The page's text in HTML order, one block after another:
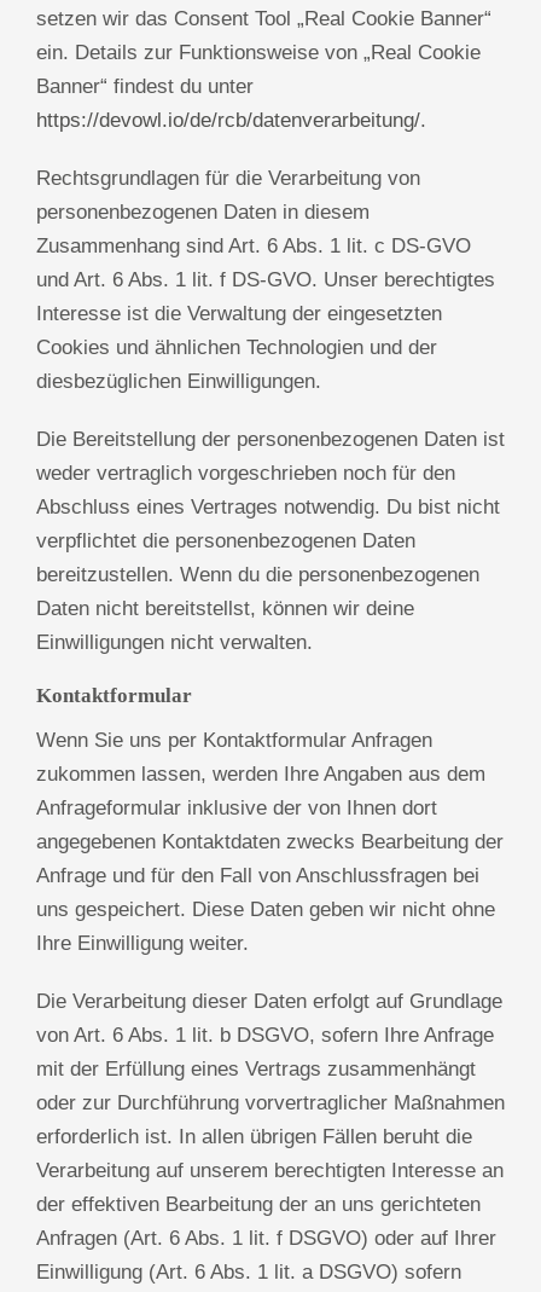
setzen wir das Consent Tool „Real Cookie Banner“
ein. Details zur Funktionsweise von „Real Cookie
Banner“ findest du unter
https://devowl.io/de/rcb/datenverarbeitung/.
Rechtsgrundlagen für die Verarbeitung von
personenbezogenen Daten in diesem
Zusammenhang sind Art. 6 Abs. 1 lit. c DS-GVO
und Art. 6 Abs. 1 lit. f DS-GVO. Unser berechtigtes
Interesse ist die Verwaltung der eingesetzten
Cookies und ähnlichen Technologien und der
diesbezüglichen Einwilligungen.
Die Bereitstellung der personenbezogenen Daten ist
weder vertraglich vorgeschrieben noch für den
Abschluss eines Vertrages notwendig. Du bist nicht
verpflichtet die personenbezogenen Daten
bereitzustellen. Wenn du die personenbezogenen
Daten nicht bereitstellst, können wir deine
Einwilligungen nicht verwalten.
Kontaktformular
Wenn Sie uns per Kontaktformular Anfragen
zukommen lassen, werden Ihre Angaben aus dem
Anfrageformular inklusive der von Ihnen dort
angegebenen Kontaktdaten zwecks Bearbeitung der
Anfrage und für den Fall von Anschlussfragen bei
uns gespeichert. Diese Daten geben wir nicht ohne
Ihre Einwilligung weiter.
Die Verarbeitung dieser Daten erfolgt auf Grundlage
von Art. 6 Abs. 1 lit. b DSGVO, sofern Ihre Anfrage
mit der Erfüllung eines Vertrags zusammenhängt
oder zur Durchführung vorvertraglicher Maßnahmen
erforderlich ist. In allen übrigen Fällen beruht die
Verarbeitung auf unserem berechtigten Interesse an
der effektiven Bearbeitung der an uns gerichteten
Anfragen (Art. 6 Abs. 1 lit. f DSGVO) oder auf Ihrer
Einwilligung (Art. 6 Abs. 1 lit. a DSGVO) sofern